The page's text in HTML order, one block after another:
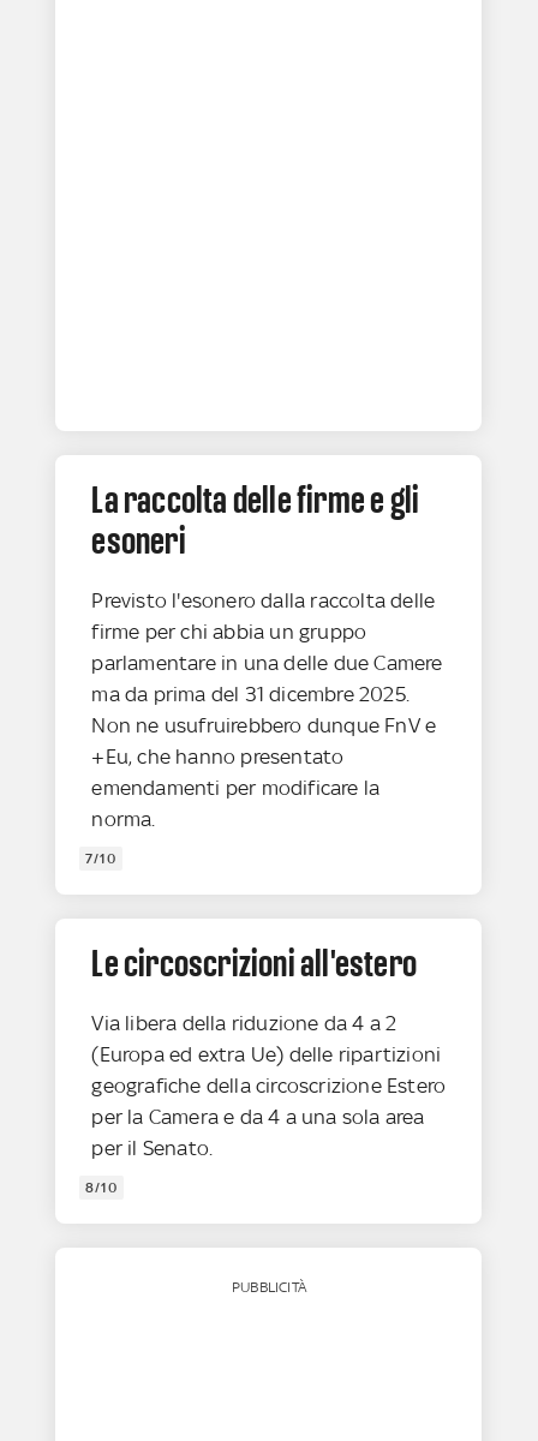
La raccolta delle firme e gli
esoneri
Previsto l'esonero dalla raccolta delle
firme per chi abbia un gruppo
parlamentare in una delle due Camere
ma da prima del 31 dicembre 2025.
Non ne usufruirebbero dunque FnV e
+Eu, che hanno presentato
emendamenti per modificare la
norma.
7/10
Le circoscrizioni all'estero
Via libera della riduzione da 4 a 2
(Europa ed extra Ue) delle ripartizioni
geografiche della circoscrizione Estero
per la Camera e da 4 a una sola area
per il Senato.
8/10
PUBBLICITÀ